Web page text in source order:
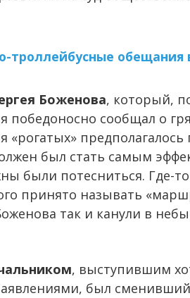
троллейбусные обещания
Боженова, который,
победоносно сообщал о
«рогатых»
был стать самым
были потесниться. Где-
принято называть
так и канули в
, выступившим
был